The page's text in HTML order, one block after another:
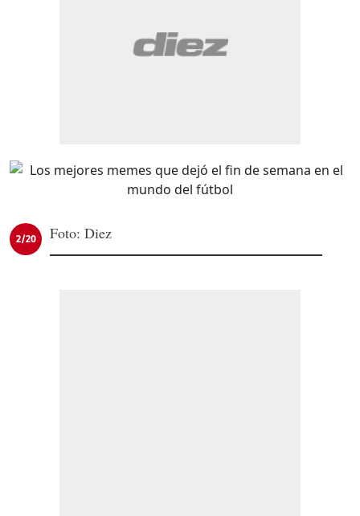
2/20 Foto: Diez